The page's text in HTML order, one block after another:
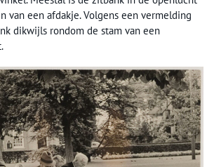
van een afdakje. Volgens een vermelding
dikwijls rondom de stam van een